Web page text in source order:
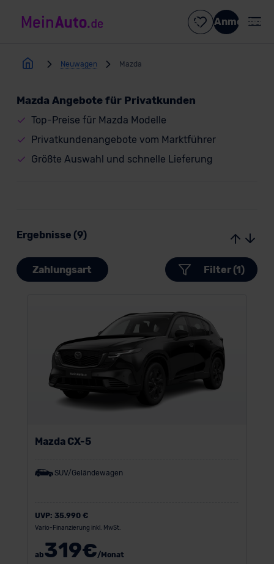
Anmelden
Neuwagen Mazda
Mazda Angebote für Privatkunden
Top-Preise für Mazda Modelle
Privatkundenangebote vom Marktführer
Größte Auswahl und schnelle Lieferung
Ergebnisse (9)
Zahlungsart Filter (1)
Mazda CX-5
SUV/Geländewagen
UVP: 35.990 €
Vario-Finanzierung inkl. MwSt.
ab319€/Monat